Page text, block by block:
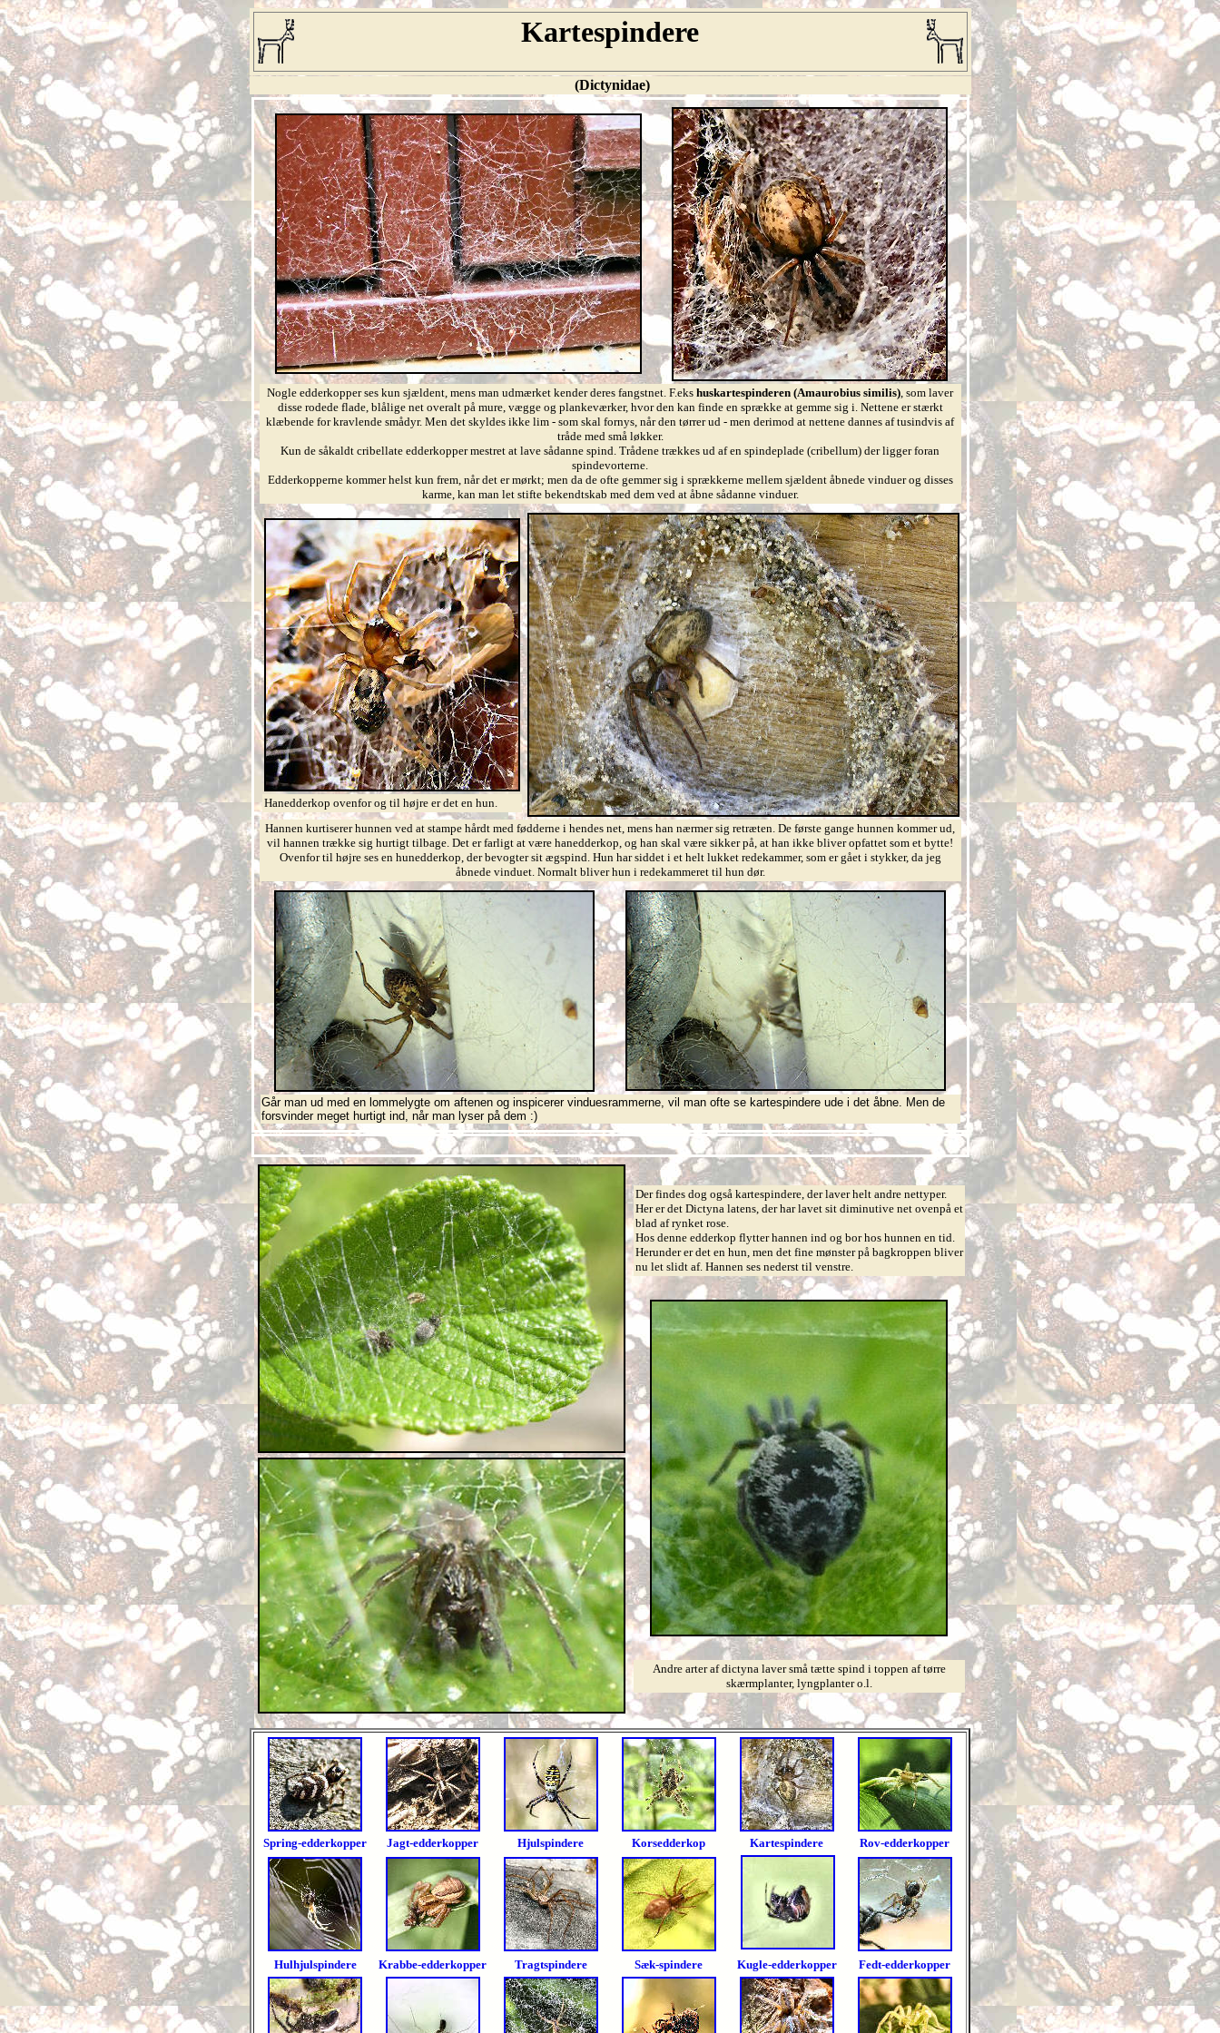
Kartespindere
(Dictynidae)
Nogle edderkopper ses kun sjældent, mens man udmærket kender deres fangstnet. F.eks huskartespinderen (Amaurobius similis), som laver
disse rodede flade, blålige net overalt på mure, vægge og plankeværker, hvor den kan finde en sprække at gemme sig i. Nettene er stærkt
klæbende for kravlende smådyr. Men det skyldes ikke lim - som skal fornys, når den tørrer ud - men derimod at nettene dannes af tusindvis af
tråde med små løkker.
Kun de såkaldt cribellate edderkopper mestret at lave sådanne spind. Trådene trækkes ud af en spindeplade (cribellum) der ligger foran
spindevorterne.
Edderkopperne kommer helst kun frem, når det er mørkt; men da de ofte gemmer sig i sprækkerne mellem sjældent åbnede vinduer og disses
karme, kan man let stifte bekendtskab med dem ved at åbne sådanne vinduer.
Hanedderkop ovenfor og til højre er det en hun.
Hannen kurtiserer hunnen ved at stampe hårdt med fødderne i hendes net, mens han nærmer sig retræten. De første gange hunnen kommer ud,
vil hannen trække sig hurtigt tilbage. Det er farligt at være hanedderkop, og han skal være sikker på, at han ikke bliver opfattet som et bytte!
Ovenfor til højre ses en hunedderkop, der bevogter sit ægspind. Hun har siddet i et helt lukket redekammer, som er gået i stykker, da jeg
åbnede vinduet. Normalt bliver hun i redekammeret til hun dør.
Går man ud med en lommelygte om aftenen og inspicerer vinduesrammerne, vil man ofte se kartespindere ude i det åbne. Men de
forsvinder meget hurtigt ind, når man lyser på dem :)
Der findes dog også kartespindere, der laver helt andre nettyper.
Her er det Dictyna latens, der har lavet sit diminutive net ovenpå et
blad af rynket rose.
Hos denne edderkop flytter hannen ind og bor hos hunnen en tid.
Herunder er det en hun, men det fine mønster på bagkroppen bliver
nu let slidt af. Hannen ses nederst til venstre.
Andre arter af dictyna laver små tætte spind i toppen af tørre
skærmplanter, lyngplanter o.l.
Spring-edderkopper Jagt-edderkopper Hjulspindere Korsedderkop Kartespindere Rov-edderkopper
Hulhjulspindere Krabbe-edderkopper Tragtspindere Sæk-spindere Kugle-edderkopper Fedt-edderkopper